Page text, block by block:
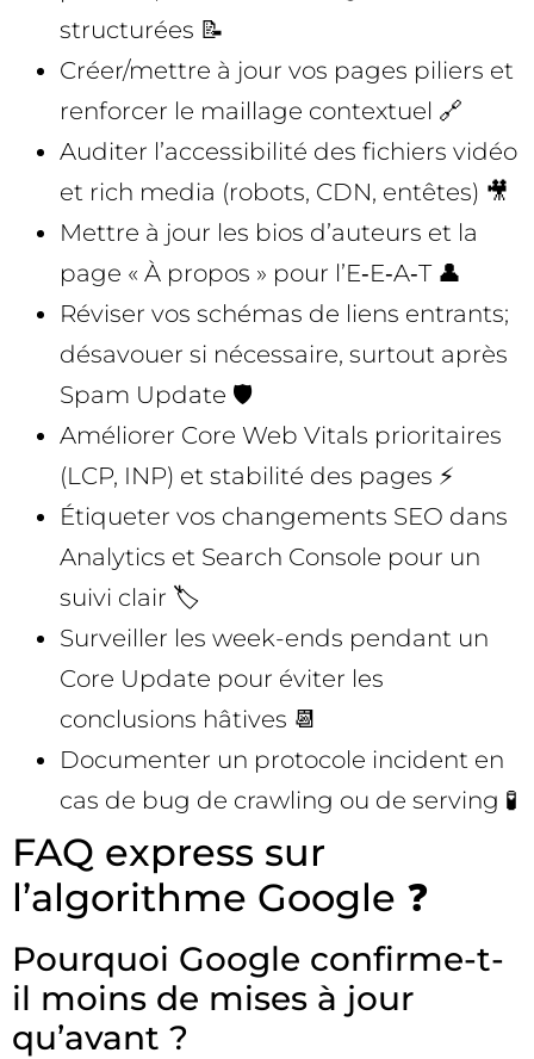
structurées 📝
Créer/mettre à jour vos pages piliers et
renforcer le maillage contextuel 🔗
Auditer l’accessibilité des fichiers vidéo
et rich media (robots, CDN, entêtes) 🎥
Mettre à jour les bios d’auteurs et la
page « À propos » pour l’E‑E‑A‑T 👤
Réviser vos schémas de liens entrants;
désavouer si nécessaire, surtout après
Spam Update 🛡️
Améliorer Core Web Vitals prioritaires
(LCP, INP) et stabilité des pages ⚡
Étiqueter vos changements SEO dans
Analytics et Search Console pour un
suivi clair 🏷️
Surveiller les week-ends pendant un
Core Update pour éviter les
conclusions hâtives 📆
Documenter un protocole incident en
cas de bug de crawling ou de serving 🧪
FAQ express sur
l’algorithme Google ❓
Pourquoi Google confirme-t-
il moins de mises à jour
qu’avant ?